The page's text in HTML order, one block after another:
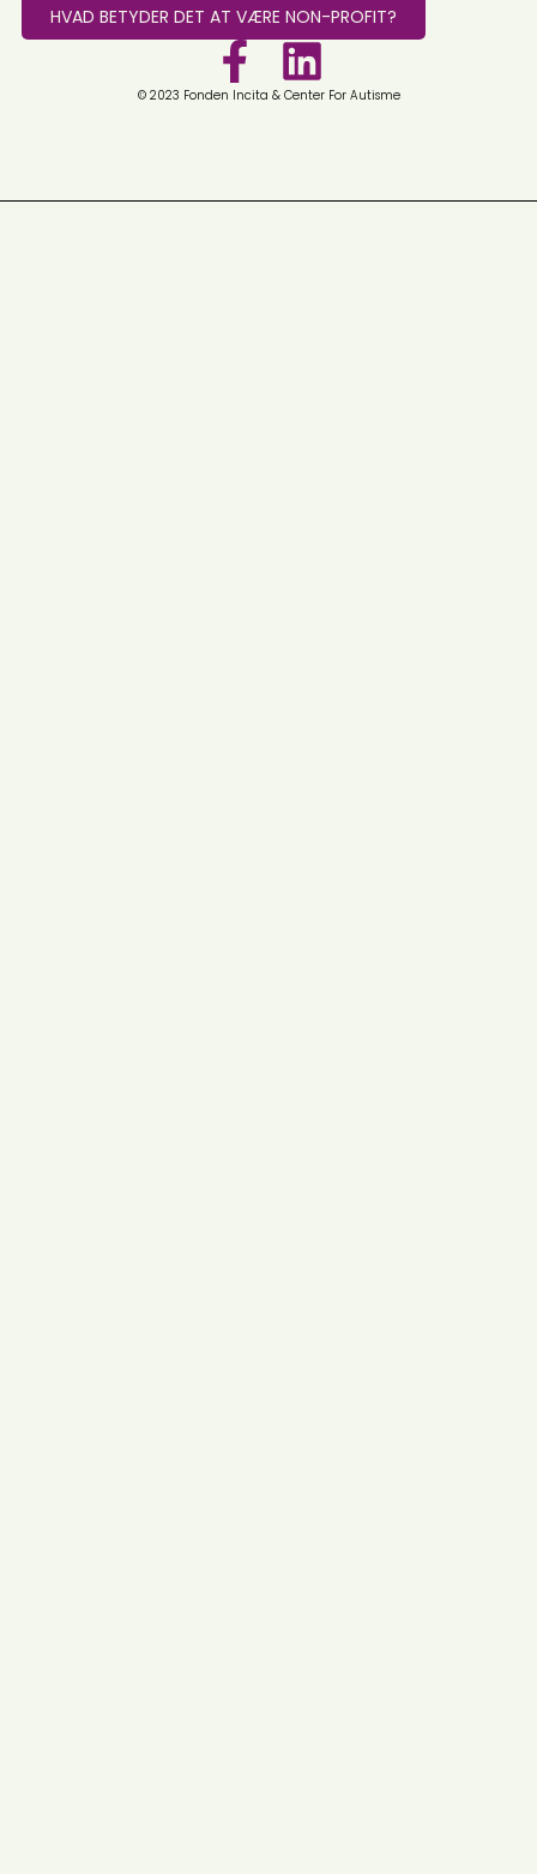
HVAD BETYDER DET AT VÆRE NON-PROFIT?
© 2023 Fonden Incita & Center For Autisme